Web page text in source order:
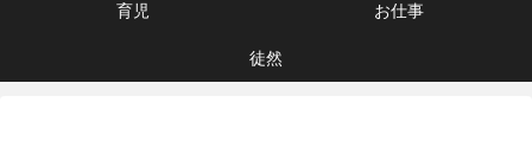
育児 お仕事
徒然